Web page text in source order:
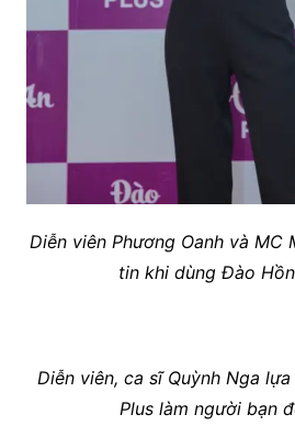
Diễn viên Phương Oanh và MC
tin khi dùng Đào
Diễn viên, ca sĩ Quỳnh Nga
Plus làm người bạn